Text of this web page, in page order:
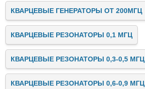
КВАРЦЕВЫЕ ГЕНЕРАТОРЫ ОТ 200МГЦ
КВАРЦЕВЫЕ РЕЗОНАТОРЫ 0,1 МГЦ
КВАРЦЕВЫЕ РЕЗОНАТОРЫ 0,3-0,5 МГЦ
КВАРЦЕВЫЕ РЕЗОНАТОРЫ 0,6-0,9 МГЦ